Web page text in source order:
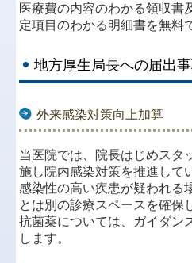
医療費の内容のわかる領収書
定項目のわかる明細書を無料
地方厚生局長への届出
外来感染対策向上加算
当医院では、院長はじめスタ
施し院内感染対策を推進して
感染性の高い疾患が疑われる
とは別の診療スペースを確保
抗菌薬については、ガイダン
します。